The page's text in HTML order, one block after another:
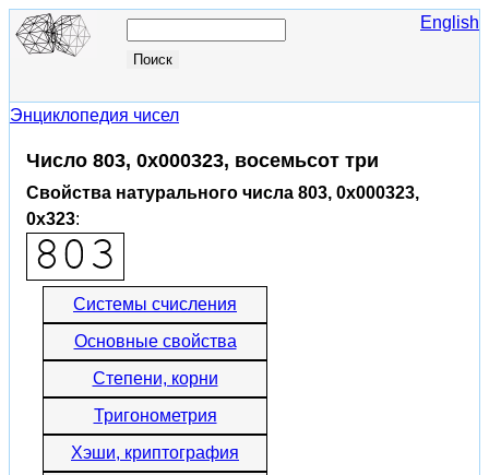
English
Энциклопедия чисел
Число 803, 0x000323, восемьсот три
Свойства натурального числа 803, 0x000323,
0x323:
Системы счисления
Основные свойства
Степени, корни
Тригонометрия
Хэши, криптография